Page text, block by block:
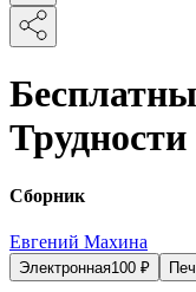
Сборник
Евгений Махина
Электронная100 ₽